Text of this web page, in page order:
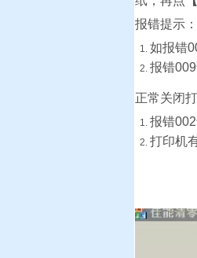
报错提示：
如报错
报错
正常关闭
报错
打印机